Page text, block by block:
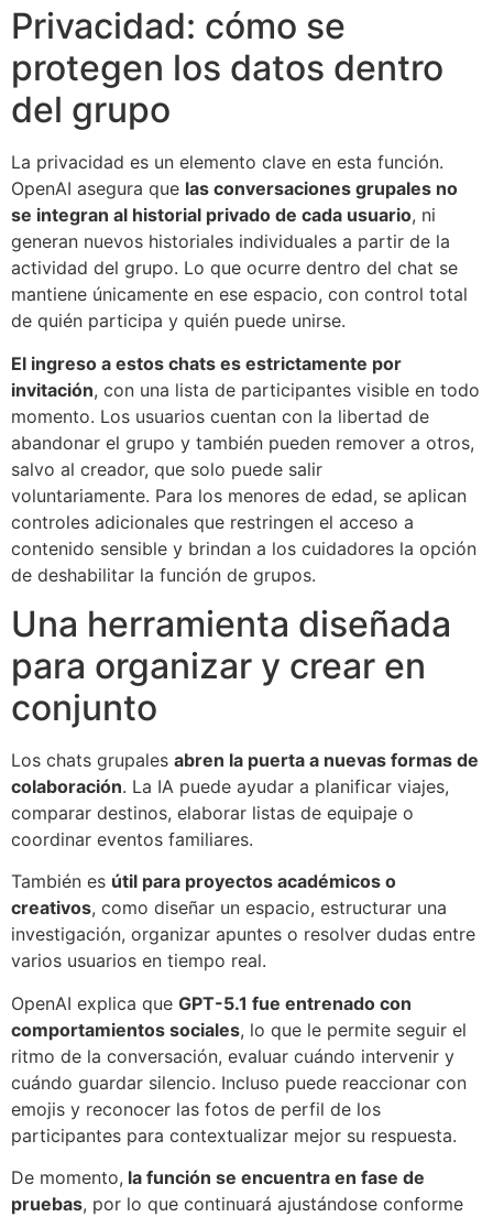
Privacidad: cómo se
protegen los datos dentro
del grupo
La privacidad es un elemento clave en esta función.
OpenAI asegura que las conversaciones grupales no
se integran al historial privado de cada usuario, ni
generan nuevos historiales individuales a partir de la
actividad del grupo. Lo que ocurre dentro del chat se
mantiene únicamente en ese espacio, con control total
de quién participa y quién puede unirse.
El ingreso a estos chats es estrictamente por
invitación, con una lista de participantes visible en todo
momento. Los usuarios cuentan con la libertad de
abandonar el grupo y también pueden remover a otros,
salvo al creador, que solo puede salir
voluntariamente. Para los menores de edad, se aplican
controles adicionales que restringen el acceso a
contenido sensible y brindan a los cuidadores la opción
de deshabilitar la función de grupos.
Una herramienta diseñada
para organizar y crear en
conjunto
Los chats grupales abren la puerta a nuevas formas de
colaboración. La IA puede ayudar a planificar viajes,
comparar destinos, elaborar listas de equipaje o
coordinar eventos familiares.
También es útil para proyectos académicos o
creativos, como diseñar un espacio, estructurar una
investigación, organizar apuntes o resolver dudas entre
varios usuarios en tiempo real.
OpenAI explica que GPT-5.1 fue entrenado con
comportamientos sociales, lo que le permite seguir el
ritmo de la conversación, evaluar cuándo intervenir y
cuándo guardar silencio. Incluso puede reaccionar con
emojis y reconocer las fotos de perfil de los
participantes para contextualizar mejor su respuesta.
De momento, la función se encuentra en fase de
pruebas, por lo que continuará ajustándose conforme